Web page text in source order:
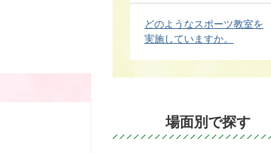
どのようなスポーツ教室を
実施していますか。
場面別で探す